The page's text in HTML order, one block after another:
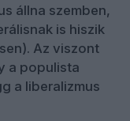
állna szemben,
is hiszik
Az viszont
a populista
a liberalizmus